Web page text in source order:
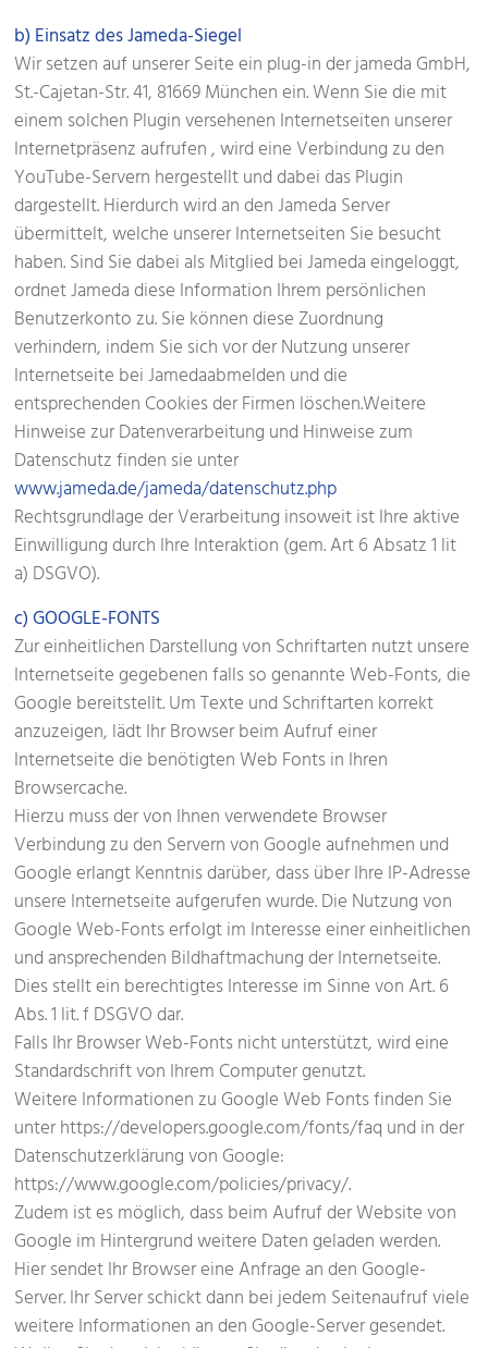
b) Einsatz des Jameda-Siegel
Wir setzen auf unserer Seite ein plug-in der jameda GmbH,
St.-Cajetan-Str. 41, 81669 München ein. Wenn Sie die mit
einem solchen Plugin versehenen Internetseiten unserer
Internetpräsenz aufrufen , wird eine Verbindung zu den
YouTube-Servern hergestellt und dabei das Plugin
dargestellt. Hierdurch wird an den Jameda Server
übermittelt, welche unserer Internetseiten Sie besucht
haben. Sind Sie dabei als Mitglied bei Jameda eingeloggt,
ordnet Jameda diese Information Ihrem persönlichen
Benutzerkonto zu. Sie können diese Zuordnung
verhindern, indem Sie sich vor der Nutzung unserer
Internetseite bei Jamedaabmelden und die
entsprechenden Cookies der Firmen löschen.Weitere
Hinweise zur Datenverarbeitung und Hinweise zum
Datenschutz finden sie unter
www.jameda.de/jameda/datenschutz.php
Rechtsgrundlage der Verarbeitung insoweit ist Ihre aktive
Einwilligung durch Ihre Interaktion (gem. Art 6 Absatz 1 lit
a) DSGVO).
c) GOOGLE-FONTS
Zur einheitlichen Darstellung von Schriftarten nutzt unsere
Internetseite gegebenen falls so genannte Web-Fonts, die
Google bereitstellt. Um Texte und Schriftarten korrekt
anzuzeigen, lädt Ihr Browser beim Aufruf einer
Internetseite die benötigten Web Fonts in Ihren
Browsercache.
Hierzu muss der von Ihnen verwendete Browser
Verbindung zu den Servern von Google aufnehmen und
Google erlangt Kenntnis darüber, dass über Ihre IP-Adresse
unsere Internetseite aufgerufen wurde. Die Nutzung von
Google Web-Fonts erfolgt im Interesse einer einheitlichen
und ansprechenden Bildhaftmachung der Internetseite.
Dies stellt ein berechtigtes Interesse im Sinne von Art. 6
Abs. 1 lit. f DSGVO dar.
Falls Ihr Browser Web-Fonts nicht unterstützt, wird eine
Standardschrift von Ihrem Computer genutzt.
Weitere Informationen zu Google Web Fonts finden Sie
unter https://developers.google.com/fonts/faq und in der
Datenschutzerklärung von Google:
https://www.google.com/policies/privacy/.
Zudem ist es möglich, dass beim Aufruf der Website von
Google im Hintergrund weitere Daten geladen werden.
Hier sendet Ihr Browser eine Anfrage an den Google-
Server. Ihr Server schickt dann bei jedem Seitenaufruf viele
weitere Informationen an den Google-Server gesendet.